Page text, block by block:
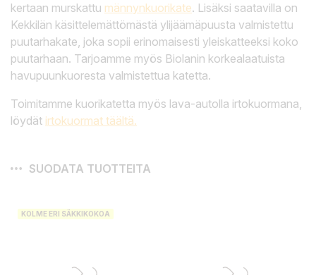
kertaan murskattu männynkuorikate. Lisäksi saatavilla on
Kekkilän käsittelemättömästä ylijäämäpuusta valmistettu
puutarhakate, joka sopii erinomaisesti yleiskatteeksi koko
puutarhaan. Tarjoamme myös Biolanin korkealaatuista
havupuunkuoresta valmistettua katetta.
Toimitamme kuorikatetta myös lava-autolla irtokuormana,
löydät irtokuormat täältä.
SUODATA TUOTTEITA
KOLME ERI SÄKKIKOKOA